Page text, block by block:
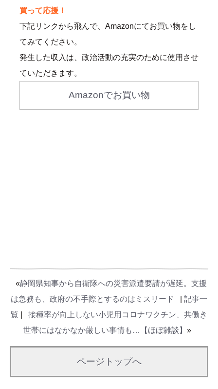
買って応援！
下記リンクから飛んで、Amazonにてお買い物をし
てみてください。
発生した収入は、政治活動の充実のために使用させ
ていただきます。
Amazonでお買い物
«静岡県知事から自衛隊への災害派遣要請が遅延。支援
は急務も、政府の不手際とするのはミスリード
記事一
覧
接種率が向上しない小児用コロナワクチン、共働き
世帯にはなかなか厳しい事情も…【ほぼ雑談】 »
ページトップへ